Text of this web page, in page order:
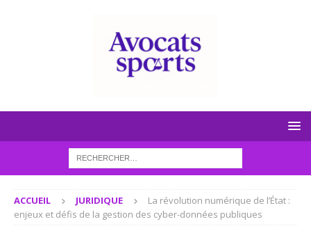
ACCUEIL JURIDIQUE
La révolution numérique de l’État :
enjeux et défis de la gestion des cyber-données publiques